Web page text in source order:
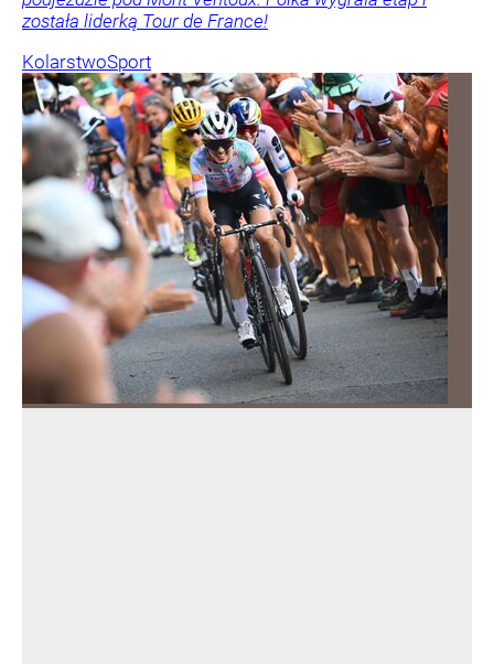
została liderką Tour de France!
KolarstwoSport